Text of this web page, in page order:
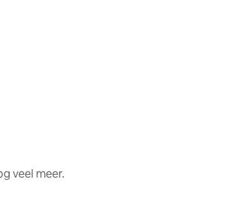
veel meer.